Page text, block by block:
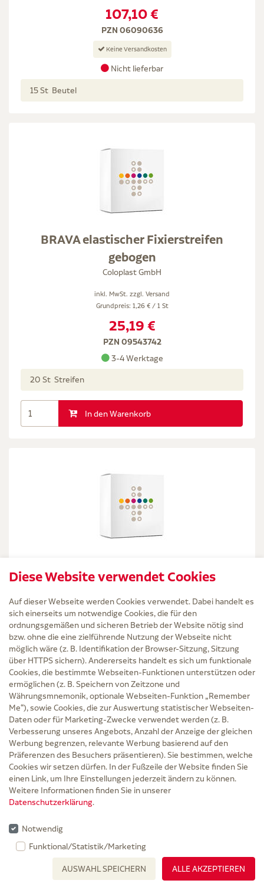
107,10 €
PZN 06090636
Keine Versandkosten
Nicht lieferbar
15 St Beutel
BRAVA elastischer Fixierstreifen
gebogen
Coloplast GmbH
inkl. MwSt. zzgl. Versand
Grundpreis: 1,26 € / 1 St
25,19 €
PZN 09543742
3-4 Werktage
20 St Streifen
In den Warenkorb
Klett.haut
Dansac GmbH
inkl. MwSt. zzgl.
Versand
87,00 €
PZN 08843643
Keine Versandkosten
3-4 Werktage
In den Warenkorb
Diese Website verwendet Cookies
Auf dieser Webseite werden Cookies verwendet. Dabei handelt es
sich einerseits um notwendige Cookies, die für den
ordnungsgemäßen und sicheren Betrieb der Website nötig sind
bzw. ohne die eine zielführende Nutzung der Webseite nicht
möglich wäre (z. B. Identifikation der Browser-Sitzung, Sitzung
über HTTPS sichern). Andererseits handelt es sich um funktionale
Cookies, die bestimmte Webseiten-Funktionen unterstützen oder
ermöglichen (z. B. Speichern von Zeitzone und
Währungsmnemonik, optionale Webseiten-Funktion „Remember
Me“), sowie Cookies, die zur Auswertung statistischer Webseiten-
Daten oder für Marketing-Zwecke verwendet werden (z. B.
Verbesserung unseres Angebots, Anzahl der Anzeige der gleichen
Werbung begrenzen, relevante Werbung basierend auf den
Präferenzen des Besuchers präsentieren). Sie bestimmen, welche
Cookies wir setzen dürfen. In der Fußzeile der Website finden Sie
einen Link, um Ihre Einstellungen jederzeit ändern zu können.
Weitere Informationen finden Sie in unserer
Datenschutzerklärung.
Notwendig
Funktional/Statistik/Marketing
AUSWAHL SPEICHERN ALLE AKZEPTIEREN